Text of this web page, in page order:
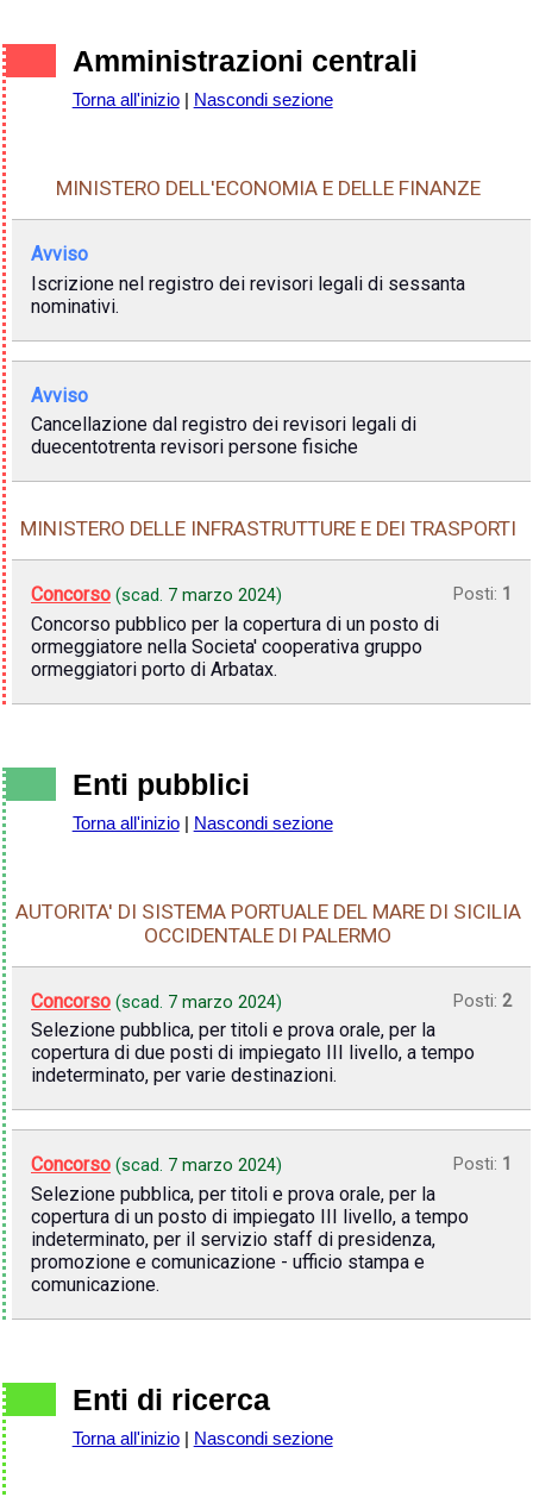
Amministrazioni centrali
Torna all'inizio| Nascondi sezione
MINISTERO DELL'ECONOMIA E DELLE FINANZE
Avviso
Iscrizione nel registro dei revisori legali di sessanta
nominativi.
Avviso
Cancellazione dal registro dei revisori legali di
duecentotrenta revisori persone fisiche
MINISTERO DELLE INFRASTRUTTURE E DEI TRASPORTI
Concorso (scad. 7 marzo 2024) Posti: 1
Concorso pubblico per la copertura di un posto di
ormeggiatore nella Societa' cooperativa gruppo
ormeggiatori porto di Arbatax.
Enti pubblici
Torna all'inizio| Nascondi sezione
AUTORITA' DI SISTEMA PORTUALE DEL MARE DI SICILIA
OCCIDENTALE DI PALERMO
Concorso (scad. 7 marzo 2024) Posti: 2
Selezione pubblica, per titoli e prova orale, per la
copertura di due posti di impiegato III livello, a tempo
indeterminato, per varie destinazioni.
Concorso (scad. 7 marzo 2024) Posti: 1
Selezione pubblica, per titoli e prova orale, per la
copertura di un posto di impiegato III livello, a tempo
indeterminato, per il servizio staff di presidenza,
promozione e comunicazione - ufficio stampa e
comunicazione.
Enti di ricerca
Torna all'inizio| Nascondi sezione